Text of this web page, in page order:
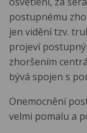
postupnému
jen vidění tzv.
projeví
zhoršením
bývá spojen s
Onemocnění
velmi pomalu a